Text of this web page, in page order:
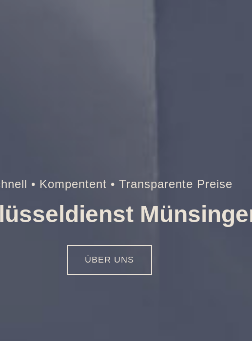
Tresor • Auto • Briefkasten •
aller Art
01516 - 113 55 44